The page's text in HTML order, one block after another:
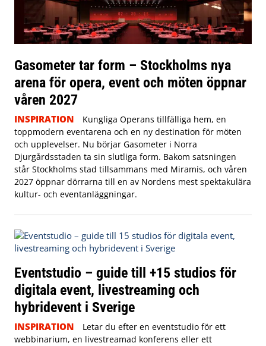
Gasometer tar form – Stockholms nya
arena för opera, event och möten öppnar
våren 2027
INSPIRATION
Kungliga Operans tillfälliga hem, en
toppmodern eventarena och en ny destination för möten
och upplevelser. Nu börjar Gasometer i Norra
Djurgårdsstaden ta sin slutliga form. Bakom satsningen
står Stockholms stad tillsammans med Miramis, och våren
2027 öppnar dörrarna till en av Nordens mest spektakulära
kultur- och eventanläggningar.
Eventstudio – guide till +15 studios för
digitala event, livestreaming och
hybridevent i Sverige
INSPIRATION
Letar du efter en eventstudio för ett
webbinarium, en livestreamad konferens eller ett